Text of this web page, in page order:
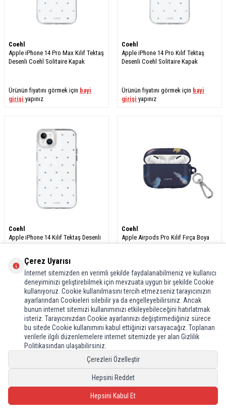
Coehl
Apple iPhone 14 Pro Max Kılıf Tektaş
Desenli Coehl Solitaire Kapak
Ürünün fiyatını görmek için bayi
girişi yapınız
Coehl
Apple iPhone 14 Pro Kılıf Tektaş
Desenli Coehl Solitaire Kapak
Ürünün fiyatını görmek için bayi
girişi yapınız
Coehl
Apple iPhone 14 Kılıf Tektaş Desenli
Coehl Solitaire Kapak
Ürünün fiyatını görmek için bayi
yapınız
Coehl
Apple Airpods Pro Kılıf Fırça Boya
Desenli Coehl Reverie Kapak
Ürünün fiyatını görmek için bayi
girişiyapınız
Çerez Uyarısı
İnternet sitemizden en verimli şekilde faydalanabilmeniz ve kullanıcı
deneyiminizi geliştirebilmek için mevzuata uygun bir şekilde Cookie
kullanıyoruz. Cookie kullanılmasını tercih etmezseniz tarayıcınızın
ayarlarından Cookieleri silebilir ya da engelleyebilirsiniz. Ancak
bunun internet sitemizi kullanımınızı etkileyebileceğini hatırlatmak
isteriz. Tarayıcınızdan Cookie ayarlarınızı değiştirmediğiniz sürece
bu sitede Cookie kullanımını kabul ettiğinizi varsayacağız. Toplanan
verilerle ilgili düzenlemelere internet sitemizde yer alan Gizlilik
Politikasından ulaşabilirsiniz.
Çerezleri Özelleştir
Hepsini Reddet
Hepsini Kabul Et